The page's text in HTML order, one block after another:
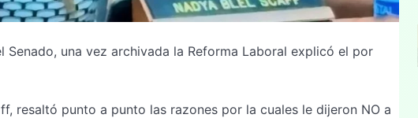
una vez archivada la Reforma Laboral explicó el por
resaltó punto a punto las razones por la cuales le dijeron NO a